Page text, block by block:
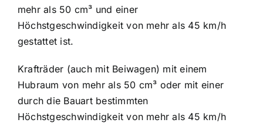
mehr als 50 cm³ und einer
Höchstgeschwindigkeit von mehr als 45 km/h
gestattet ist.
Krafträder (auch mit Beiwagen) mit einem
Hubraum von mehr als 50 cm³ oder mit einer
durch die Bauart bestimmten
Höchstgeschwindigkeit von mehr als 45 km/h